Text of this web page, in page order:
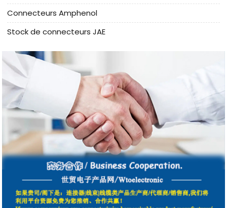
Connecteurs Amphenol
Stock de connecteurs JAE